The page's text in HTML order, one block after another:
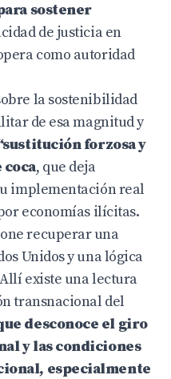
sostener
de justicia en
como autoridad
la sostenibilidad
de esa magnitud y
forzosa y
coca, que deja
implementación real
economías ilícitas.
recuperar una
Unidos y una lógica
existe una lectura
transnacional del
desconoce el giro
y las condiciones
especialmente